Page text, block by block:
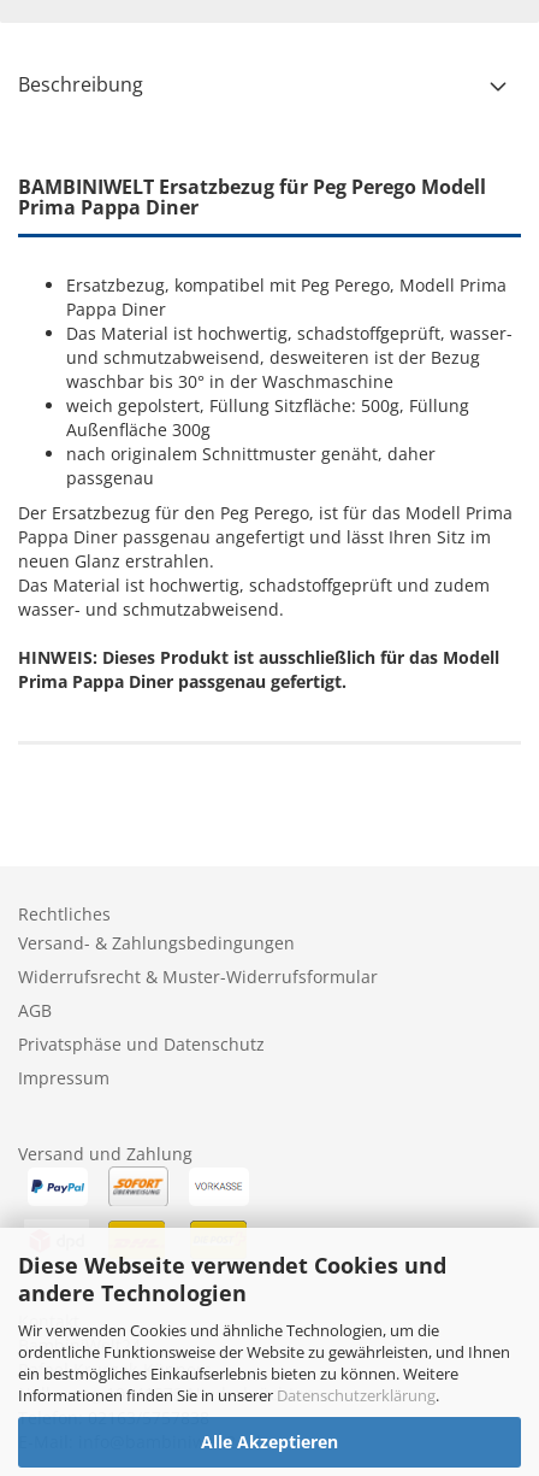
Diese Webseite verwendet Cookies und
andere Technologien
Wir verwenden Cookies und ähnliche Technologien, um die
ordentliche Funktionsweise der Website zu gewährleisten, und Ihnen
ein bestmögliches Einkaufserlebnis bieten zu können. Weitere
Informationen finden Sie in unserer Datenschutzerklärung.
Alle Akzeptieren
Beschreibung
BAMBINIWELT Ersatzbezugfür Peg Perego Modell
Prima Pappa Diner
Ersatzbezug, kompatibel mit Peg Perego, Modell Prima
Pappa Diner
Das Material ist hochwertig, schadstoffgeprüft, wasser-
und schmutzabweisend, desweiteren ist der Bezug
waschbar bis 30° in der Waschmaschine
weich gepolstert, Füllung Sitzfläche: 500g, Füllung
Außenfläche 300g
nach originalem Schnittmuster genäht, daher
passgenau
Der Ersatzbezug für den Peg Perego, ist für das Modell Prima
Pappa Diner passgenau angefertigt und lässt Ihren Sitz im
neuen Glanz erstrahlen.
Das Material ist hochwertig, schadstoffgeprüft und zudem
wasser- und schmutzabweisend.
HINWEIS: Dieses Produkt ist ausschließlich für das Modell
Prima Pappa Diner passgenau gefertigt.
Rechtliches
Versand- & Zahlungsbedingungen
Widerrufsrecht & Muster-Widerrufsformular
AGB
Privatsphäse und Datenschutz
Impressum
Versand und Zahlung
Kontakt
BambiniWelt24
Rafael Kruczek-Küppers
Nollesweg 10, 41372 Niederkrüchten
Telefon: 02163/5757838
E-Mail: info@bambiniwelt24.de